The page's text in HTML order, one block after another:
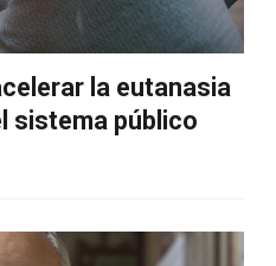
la eutanasia
sistema público